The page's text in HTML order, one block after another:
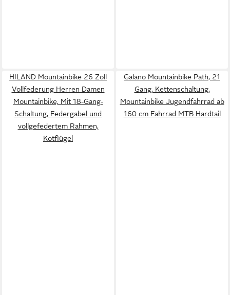
HILAND Mountainbike 26 Zoll
Vollfederung Herren Damen
Mountainbike, Mit 18-Gang-
Schaltung, Federgabel und
vollgefedertem Rahmen,
Kotflügel
Galano Mountainbike Path, 21
Gang, Kettenschaltung,
Mountainbike Jugendfahrrad ab
160 cm Fahrrad MTB Hardtail